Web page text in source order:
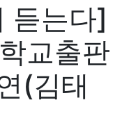
듣는다]
교출판
(김태